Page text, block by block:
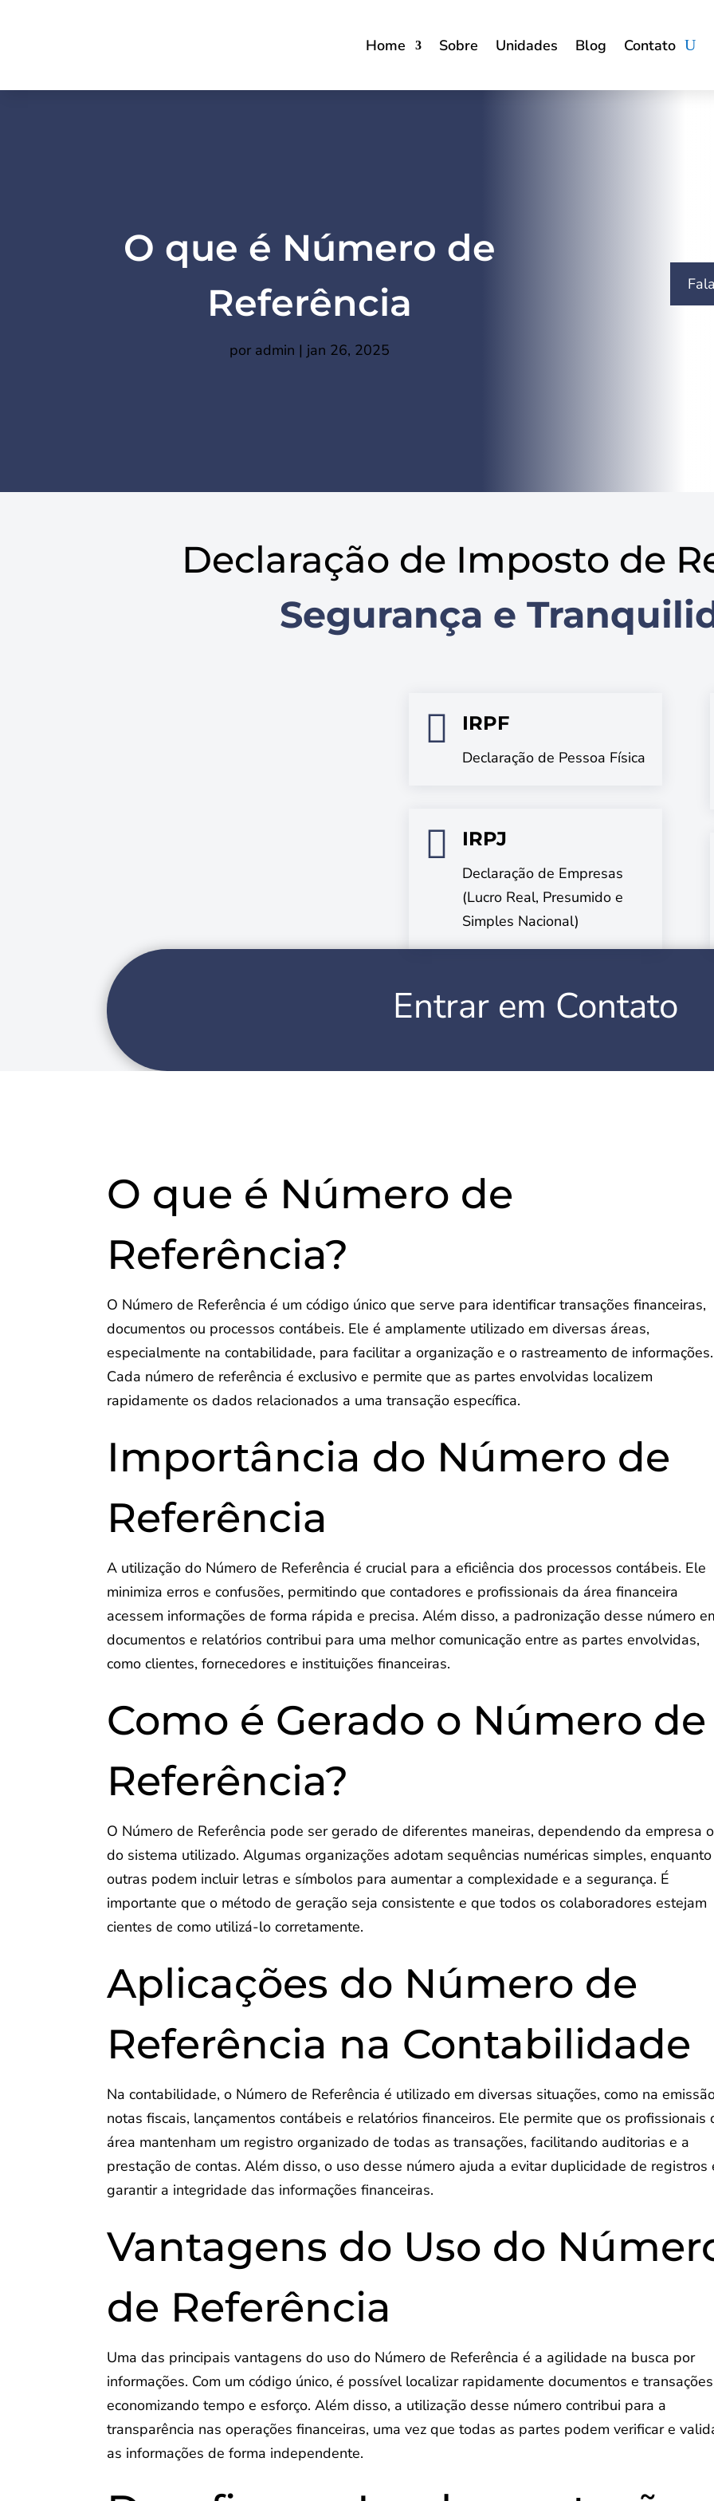
Home Sobre Unidades Blog Contato
O que é Número de
Referência
por admin | jan 26, 2025
Declaração de Imposto de
Segurança e
 IRPF
Declaração de Pessoa Física
 IRPJ
Declaração de Empresas
(Lucro Real, Presumido e
Simples Nacional)
Entrar em Contato
O que é Número de
Referência?
O Número de Referência é um código único que serve para identificar transações financeiras,
documentos ou processos contábeis. Ele é amplamente utilizado em diversas áreas,
especialmente na contabilidade, para facilitar a organização e o rastreamento de informações.
Cada número de referência é exclusivo e permite que as partes envolvidas localizem
rapidamente os dados relacionados a uma transação específica.
Importância do Número de
Referência
A utilização do Número de Referência é crucial para a eficiência dos processos contábeis. Ele
minimiza erros e confusões, permitindo que contadores e profissionais da área financeira
acessem informações de forma rápida e precisa. Além disso, a padronização desse número
documentos e relatórios contribui para uma melhor comunicação entre as partes envolvidas,
como clientes, fornecedores e instituições financeiras.
Como é Gerado o Número de
Referência?
O Número de Referência pode ser gerado de diferentes maneiras, dependendo da empresa
do sistema utilizado. Algumas organizações adotam sequências numéricas simples, enquanto
outras podem incluir letras e símbolos para aumentar a complexidade e a segurança. É
importante que o método de geração seja consistente e que todos os colaboradores estejam
cientes de como utilizá-lo corretamente.
Aplicações do Número de
Referência na Contabilidade
Na contabilidade, o Número de Referência é utilizado em diversas situações, como na
notas fiscais, lançamentos contábeis e relatórios financeiros. Ele permite que os profissionais
área mantenham um registro organizado de todas as transações, facilitando auditorias e a
prestação de contas. Além disso, o uso desse número ajuda a evitar duplicidade de registros
garantir a integridade das informações financeiras.
Vantagens do Uso do
de Referência
Uma das principais vantagens do uso do Número de Referência é a agilidade na busca por
informações. Com um código único, é possível localizar rapidamente documentos e
economizando tempo e esforço. Além disso, a utilização desse número contribui para a
transparência nas operações financeiras, uma vez que todas as partes podem verificar e
as informações de forma independente.